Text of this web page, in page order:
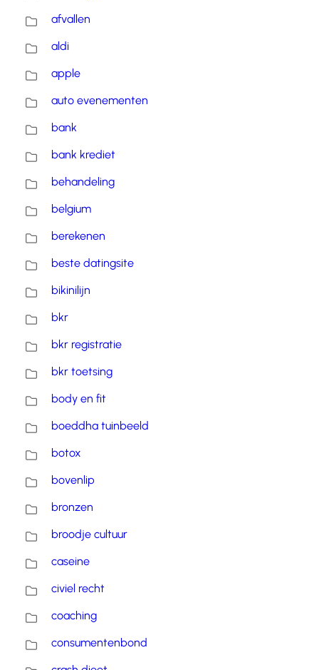
afvallen
aldi
apple
auto evenementen
bank
bank krediet
behandeling
belgium
berekenen
beste datingsite
bikinilijn
bkr
bkr registratie
bkr toetsing
body en fit
boeddha tuinbeeld
botox
bovenlip
bronzen
broodje cultuur
caseine
civiel recht
coaching
consumentenbond